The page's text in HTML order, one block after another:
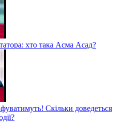
хто така Асма Асад?
Скільки доведеться